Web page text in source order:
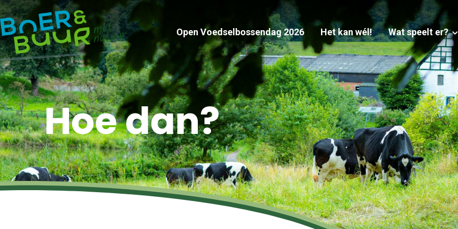
Open Voedselbossendag 2026 Het kan wél! Wat speelt er?
Hoe dan?